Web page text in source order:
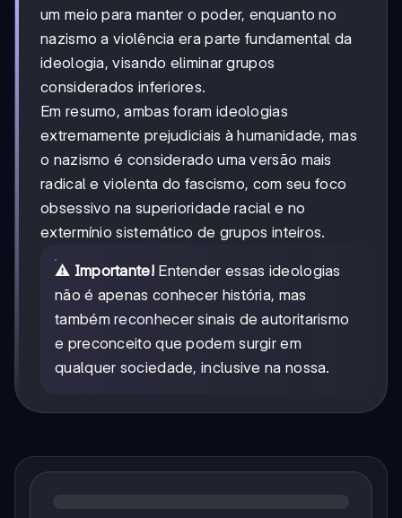
um meio para manter o poder, enquanto no
nazismo a violência era parte fundamental da
ideologia, visando eliminar grupos
considerados inferiores.
Em resumo, ambas foram ideologias
extremamente prejudiciais à humanidade, mas
o nazismo é considerado uma versão mais
radical e violenta do fascismo, com seu foco
obsessivo na superioridade racial e no
extermínio sistemático de grupos inteiros.
⚠️ Importante!Entender essas ideologias
não é apenas conhecer história, mas
também reconhecer sinais de autoritarismo
e preconceito que podem surgir em
qualquer sociedade, inclusive na nossa.